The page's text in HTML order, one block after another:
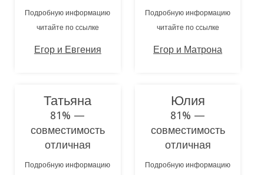
Подробную информацию
читайте по ссылке
Егор и Евгения
Подробную информацию
читайте по ссылке
Егор и Матрона
Татьяна
81% —
совместимость
отличная
Подробную информацию
Юлия
81% —
совместимость
отличная
Подробную информацию